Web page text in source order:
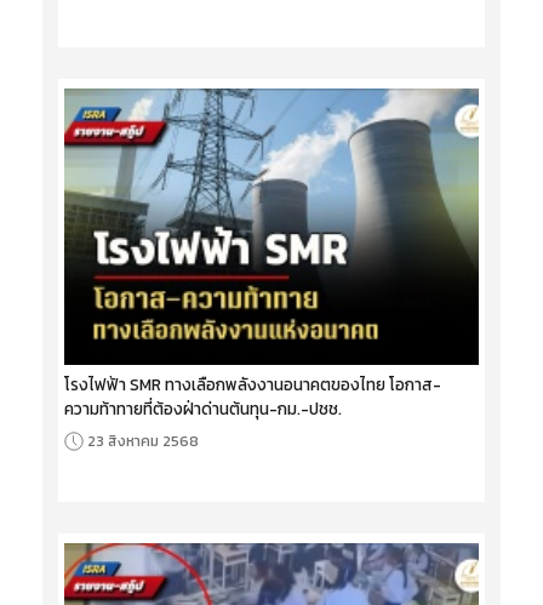
โรงไฟฟ้า SMR ทางเลือกพลังงานอนาคตของไทย โอกาส-
ความท้าทายที่ต้องฝ่าด่านต้นทุน-กม.-ปชช.
23 สิงหาคม 2568